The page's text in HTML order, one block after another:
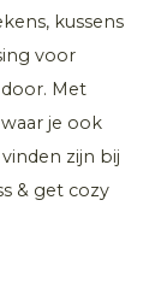
kussens
voor
Met
je ook
zijn bij
& get cozy